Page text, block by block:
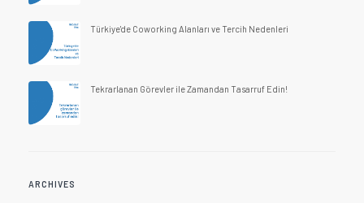
Türkiye'de Coworking Alanları ve Tercih Nedenleri
Tekrarlanan Görevler ile Zamandan Tasarruf Edin!
ARCHIVES